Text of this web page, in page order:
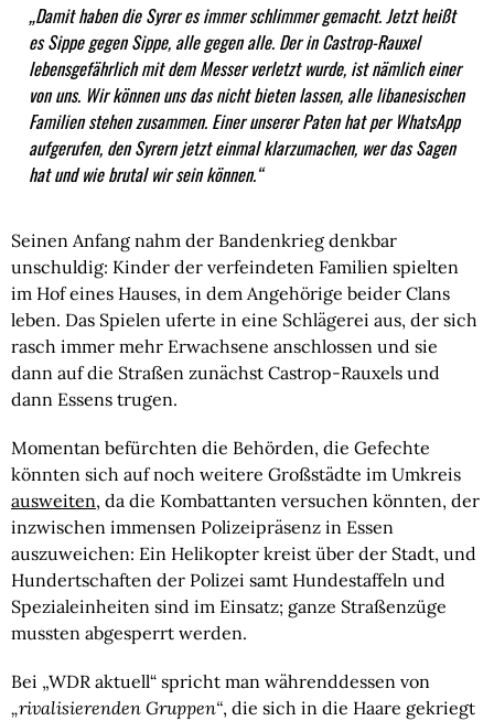
„Damit haben die Syrer es immer schlimmer gemacht. Jetzt heißt
es Sippe gegen Sippe, alle gegen alle. Der in Castrop-Rauxel
lebensgefährlich mit dem Messer verletzt wurde, ist nämlich einer
von uns. Wir können uns das nicht bieten lassen, alle libanesischen
Familien stehen zusammen. Einer unserer Paten hat per WhatsApp
aufgerufen, den Syrern jetzt einmal klarzumachen, wer das Sagen
hat und wie brutal wir sein können.“
Seinen Anfang nahm der Bandenkrieg denkbar
unschuldig: Kinder der verfeindeten Familien spielten
im Hof eines Hauses, in dem Angehörige beider Clans
leben. Das Spielen uferte in eine Schlägerei aus, der sich
rasch immer mehr Erwachsene anschlossen und sie
dann auf die Straßen zunächst Castrop-Rauxels und
dann Essens trugen.
Momentan befürchten die Behörden, die Gefechte
könnten sich auf noch weitere Großstädte im Umkreis
ausweiten, da die Kombattanten versuchen könnten, der
inzwischen immensen Polizeipräsenz in Essen
auszuweichen: Ein Helikopter kreist über der Stadt, und
Hundertschaften der Polizei samt Hundestaffeln und
Spezialeinheiten sind im Einsatz; ganze Straßenzüge
mussten abgesperrt werden.
Bei „WDR aktuell“ spricht man währenddessen von
„rivalisierenden Gruppen“, die sich in die Haare gekriegt